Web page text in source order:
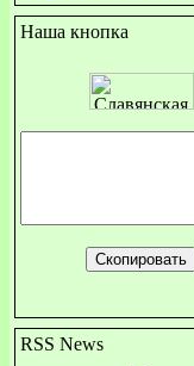
Наша кнопка
RSS News